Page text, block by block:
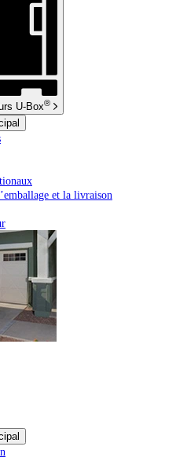
U-Box®
et la livraison